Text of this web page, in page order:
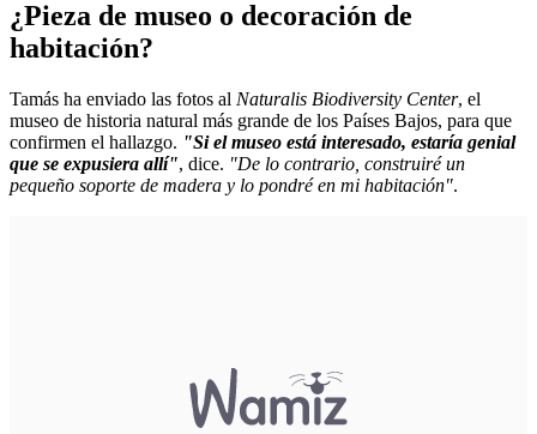
¿Pieza de museo o decoración de
habitación?
Tamás ha enviado las fotos al Naturalis Biodiversity Center, el
museo de historia natural más grande de los Países Bajos, para que
confirmen el hallazgo. "Si el museo está interesado, estaría genial
que se expusiera allí", dice. "De lo contrario, construiré un
pequeño soporte de madera y lo pondré en mi habitación".